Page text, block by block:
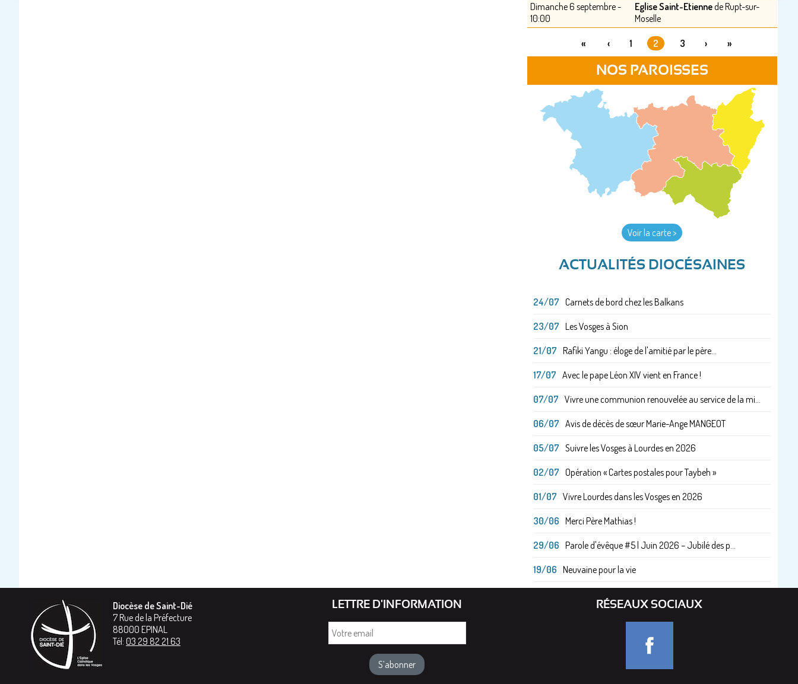
Dimanche 6 septembre -
10:00
Eglise Saint-Etiennede Rupt-sur-
Moselle
« ‹ 1 2 3 › »
NOS PAROISSES
Voir la carte >
ACTUALITÉS DIOCÉSAINES
24/07 Carnets de bord chez les Balkans
23/07 Les Vosges à Sion
21/07 Rafiki Yangu : éloge de l'amitié par le père...
17/07 Avec le pape Léon XIV vient en France !
07/07 Vivre une communion renouvelée au service de la mi...
06/07 Avis de décès de sœur Marie-Ange MANGEOT
05/07 Suivre les Vosges à Lourdes en 2026
02/07 Opération « Cartes postales pour Taybeh »
01/07 Vivre Lourdes dans les Vosges en 2026
30/06 Merci Père Mathias !
29/06 Parole d'évêque #5 | Juin 2026 – Jubilé des p...
19/06 Neuvaine pour la vie
Diocèse de Saint-Dié
7 Rue de la Préfecture
88000 EPINAL
Tél: 03 29 82 21 63
LETTRE D'INFORMATION RÉSEAUX SOCIAUX